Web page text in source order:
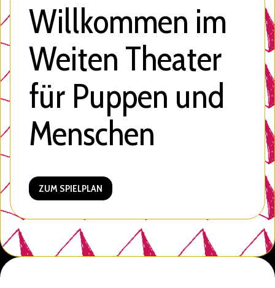
Willkommen im
Weiten Theater
für Puppen und
Menschen
ZUM SPIELPLAN